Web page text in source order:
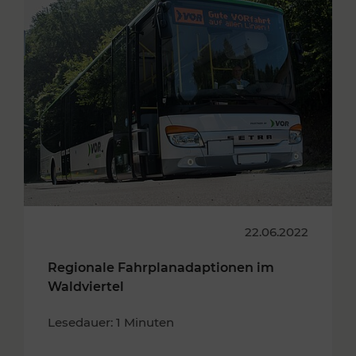
22.06.2022
Regionale Fahrplanadaptionen im
Waldviertel
Lesedauer: 1 Minuten